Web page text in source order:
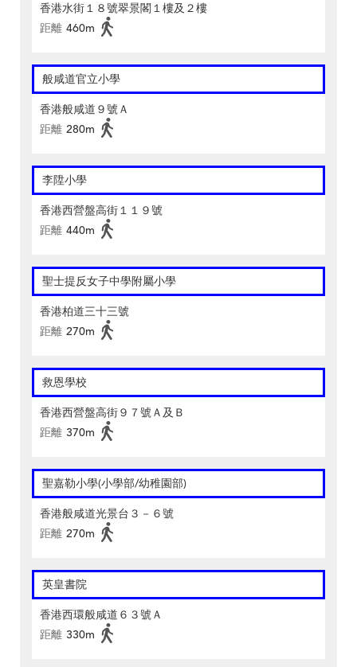
香港水街１８號翠景閣１樓及２樓
距離 460m
般咸道官立小學
香港般咸道９號Ａ
距離 280m
李陞小學
香港西營盤高街１１９號
距離 440m
聖士提反女子中學附屬小學
香港柏道三十三號
距離 270m
救恩學校
香港西營盤高街９７號Ａ及Ｂ
距離 370m
聖嘉勒小學(小學部/幼稚園部)
香港般咸道光景台３－６號
距離 270m
英皇書院
香港西環般咸道６３號Ａ
距離 330m